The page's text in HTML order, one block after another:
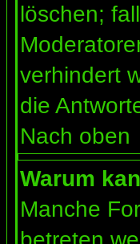
löschen;
verhindert
die
Nach oben
Warum
Manche